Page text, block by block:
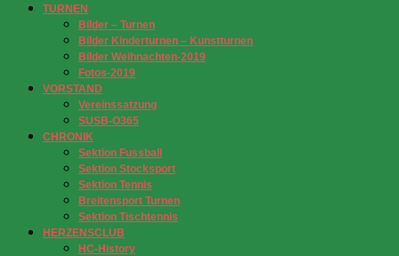
TURNEN
Bilder – Turnen
Bilder Kinderturnen – Kunstturnen
Bilder Weihnachten-2019
Fotos-2019
VORSTAND
Vereinssatzung
SUSB-O365
CHRONIK
Sektion Fussball
Sektion Stocksport
Sektion Tennis
Breitensport Turnen
Sektion Tischtennis
HERZENSCLUB
HC-History